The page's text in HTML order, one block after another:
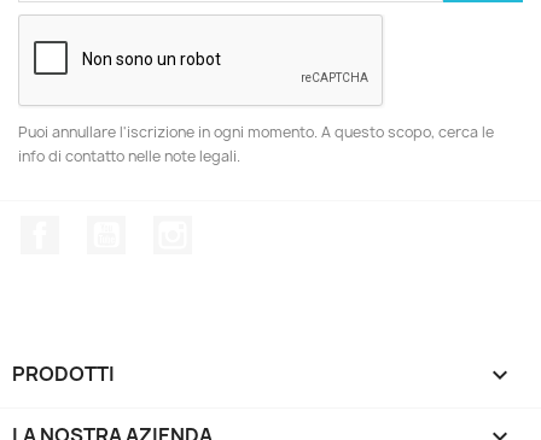
Puoi annullare l'iscrizione in ogni momento. A questo scopo, cerca le
info di contatto nelle note legali.
PRODOTTI 